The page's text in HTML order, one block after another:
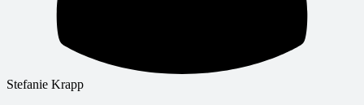
Stefanie Krapp